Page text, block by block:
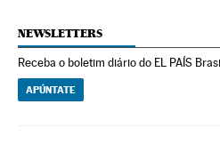
NEWSLETTERS
Receba o boletim diário do EL PAÍS Brasil
APÚNTATE